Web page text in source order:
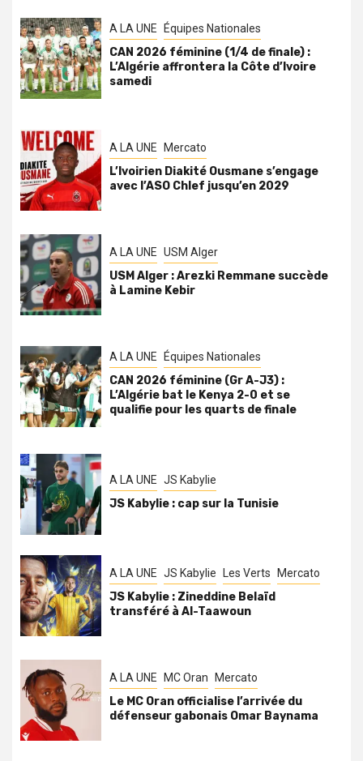
A LA UNE Équipes Nationales
CAN 2026 féminine (1/4 de finale) :
L’Algérie affrontera la Côte d’Ivoire
samedi
A LA UNE Mercato
L’Ivoirien Diakité Ousmane s’engage
avec l’ASO Chlef jusqu’en 2029
A LA UNE USM Alger
USM Alger : Arezki Remmane succède
à Lamine Kebir
A LA UNE Équipes Nationales
CAN 2026 féminine (Gr A-J3) :
L’Algérie bat le Kenya 2-0 et se
qualifie pour les quarts de finale
A LA UNE JS Kabylie
JS Kabylie : cap sur la Tunisie
A LA UNE JS Kabylie Les Verts Mercato
JS Kabylie : Zineddine Belaïd
transféré à Al-Taawoun
A LA UNE MC Oran Mercato
Le MC Oran officialise l’arrivée du
défenseur gabonais Omar Baynama